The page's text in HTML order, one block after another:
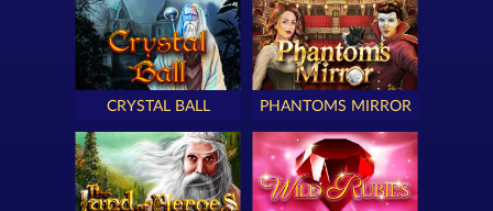
CRYSTAL BALL PHANTOMS MIRROR